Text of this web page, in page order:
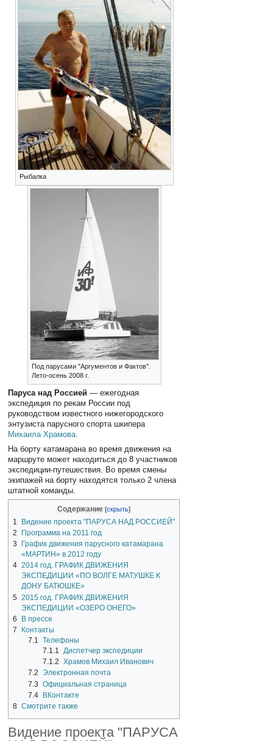
Рыбалка
Под парусами "Аргументов и Фактов".
Лето-осень 2008 г.
Паруса над Россией — ежегодная
экспедиция по рекам России под
руководством известного нижегородского
энтузиста парусного спорта шкипера
Михаила Храмова.
На борту катамарана во время движения на
маршруте может находиться до 8 участников
экспедиции-путешествия. Во время смены
экипажей на борту находятся только 2 члена
штатной команды.
Содержание
1
Видение проекта "ПАРУСА НАД РОССИЕЙ"
2
Программа на 2011 год
3
График движения парусного катамарана
«МАРТИН» в 2012 году
4 2014 год. ГРАФИК ДВИЖЕНИЯ
ЭКСПЕДИЦИИ «ПО ВОЛГЕ МАТУШКЕ К
ДОНУ БАТЮШКЕ»
5 2015 год. ГРАФИК ДВИЖЕНИЯ
ЭКСПЕДИЦИИ «ОЗЕРО ОНЕГО»
6
В прессе
7
Контакты
7.1 Телефоны
7.1.1 Диспетчер экспедиции
7.1.2 Храмов Михаил Иванович
7.2 Электронная почта
7.3 Официальная страница
7.4 ВКонтакте
8 Смотрите также
Видение проекта "ПАРУСА